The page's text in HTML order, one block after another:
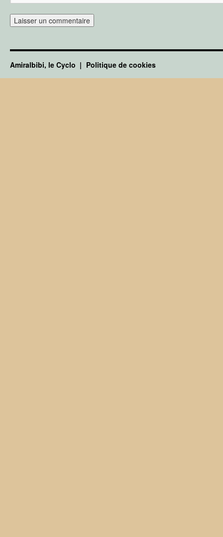
Amiralbibi, le Cyclo Politique de cookies